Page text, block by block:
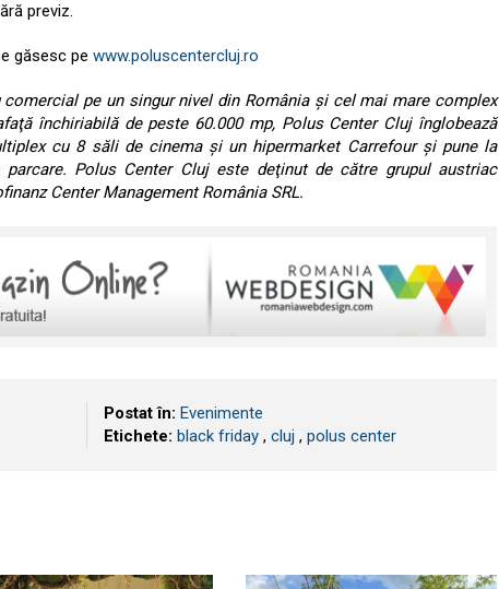
previz.
găsesc pe www.poluscentercluj.ro
pe un singur nivel din România şi cel mai mare complex
închiriabilă de peste 60.000 mp, Polus Center Cluj înglobează
cu 8 săli de cinema şi un hipermarket Carrefour şi pune la
Polus Center Cluj este deţinut de către grupul austriac
Center Management România SRL.
Postat în: Evenimente
Etichete: black friday , cluj , polus center